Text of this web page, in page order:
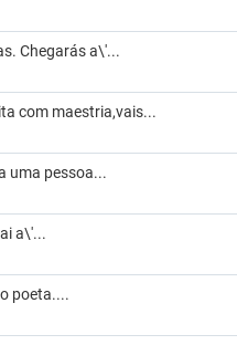
Chegarás a\'...
com maestria,vais...
uma pessoa...
a\'...
poeta....